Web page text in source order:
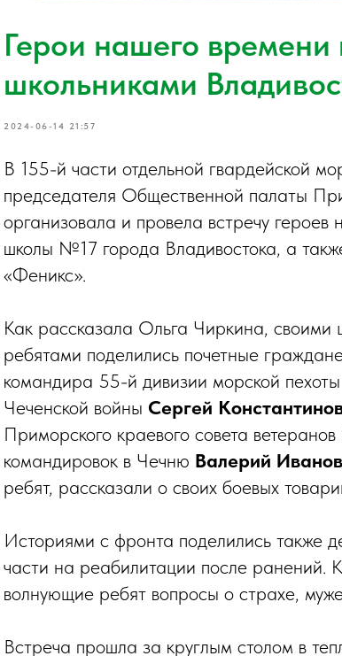
Герои нашего времени
школьниками
2024-06-14 21:57
В 155-й части отдельной гвардейской
председателя Общественной палаты
организовала и провела встречу
школы №17 города Владивостока, а
«Феникс».
Как рассказала Ольга Чиркина,
ребятами поделились почетные
командира 55-й дивизии морской
Чеченской войны Сергей
Приморского краевого совета
командировок в Чечню Валерий
ребят, рассказали о своих боевых
Историями с фронта поделились
части на реабилитации после ранений.
волнующие ребят вопросы о страхе,
Встреча прошла за круглым столом в